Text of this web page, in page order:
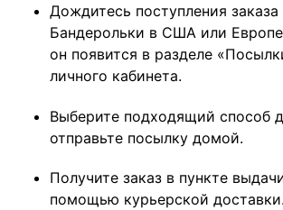
Дождитесь поступления заказа
Бандерольки в США или Европе
он появится в разделе
личного кабинета.
Выберите подходящий способ
отправьте посылку домой.
Получите заказ в пункте
помощью курьерской доставки.